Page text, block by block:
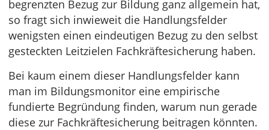
begrenzten Bezug zur Bildung ganz allgemein hat,
so fragt sich inwieweit die Handlungsfelder
wenigsten einen eindeutigen Bezug zu den selbst
gesteckten Leitzielen Fachkräftesicherung haben.
Bei kaum einem dieser Handlungsfelder kann
man im Bildungsmonitor eine empirische
fundierte Begründung finden, warum nun gerade
diese zur Fachkräftesicherung beitragen könnten.